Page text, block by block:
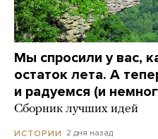
Мы спросили у вас,
остаток лета. А
и радуемся (и
Сборник лучших идей
ИСТОРИИ 2 дня назад